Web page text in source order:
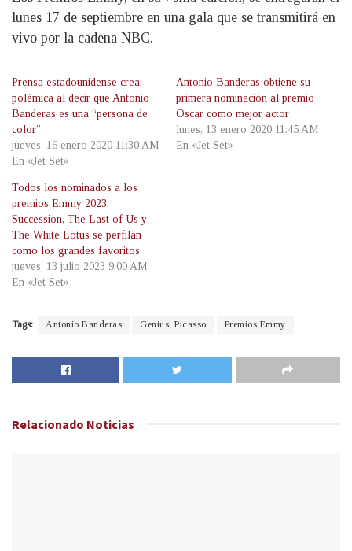
lunes 17 de septiembre en una gala que se transmitirá en
vivo por la cadena NBC.
Prensa estadounidense crea
polémica al decir que Antonio
Banderas es una “persona de
color”
jueves, 16 enero 2020 11:30 AM
En «Jet Set»
Antonio Banderas obtiene su
primera nominación al premio
Oscar como mejor actor
lunes, 13 enero 2020 11:45 AM
En «Jet Set»
Todos los nominados a los
premios Emmy 2023:
Succession, The Last of Us y
The White Lotus se perfilan
como los grandes favoritos
jueves, 13 julio 2023 9:00 AM
En «Jet Set»
Tags: Antonio Banderas Genius: Picasso Premios Emmy
Relacionado Noticias